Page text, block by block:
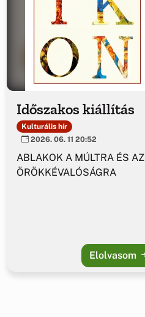
Időszakos kiállítás
Kulturális hír
2026. 06. 11 20:52
ABLAKOK A MÚLTRA ÉS AZ
ÖRÖKKÉVALÓSÁGRA
Elolvasom